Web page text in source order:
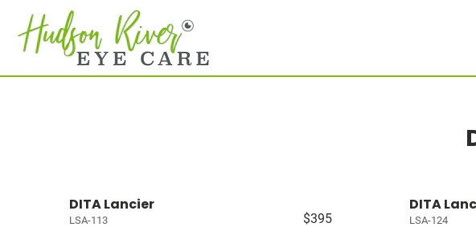
DITA Lancier
LSA-113 $395
DITA
LSA-124